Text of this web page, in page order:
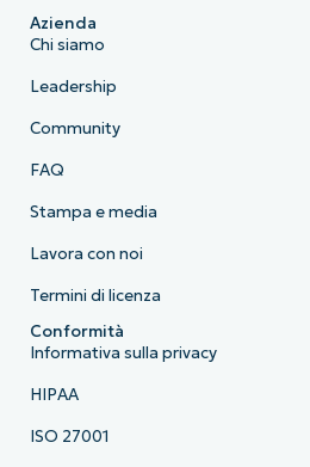
Azienda
Chi siamo
Leadership
Community
FAQ
Stampa e media
Lavora con noi
Termini di licenza
Conformità
Informativa sulla privacy
HIPAA
ISO 27001